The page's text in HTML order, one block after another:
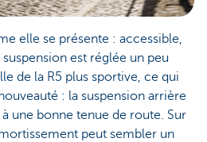
elle se présente : accessible,
est réglée un peu
de la R5 plus sportive, ce qui
: la suspension arrière
une bonne tenue de route. Sur
peut sembler un